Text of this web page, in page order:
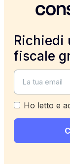
Richiedi
fiscale
Ho letto e